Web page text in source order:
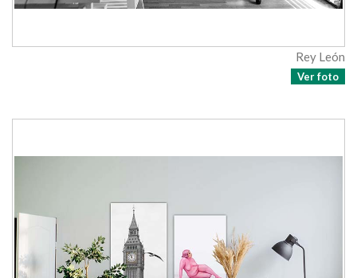
Rey León
Ver foto